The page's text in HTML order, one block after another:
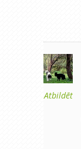
Atbildēt